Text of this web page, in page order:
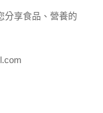
分享食品、營養的